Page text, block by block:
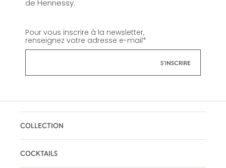
de Hennessy.
Pour vous inscrire à la newsletter,
renseignez votre adresse e-mail*
COLLECTION
COCKTAILS